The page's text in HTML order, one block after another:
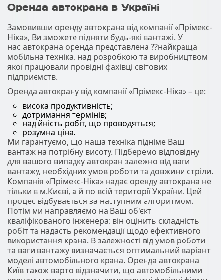
Оренда автокрана в Україні
Замовивши оренду автокрана від компанії «Прімекс-
Ніка», Ви зможете підняти будь-які вантажі. У
нас автокрана оренда представлена ??найкраща
мобільна техніка, над розробкою та виробництвом
якої працювали провідні фахівці світових
підприємств.
Оренда автокрану від компанії «Прімекс-Ніка» – це:
висока продуктивність;
дотримання термінів;
надійність робіт, що проводяться;
розумна ціна.
Ми гарантуємо, що наша техніка підніме Ваш
вантаж на потрібну висоту. Підберемо відповідну
для вашого випадку автокран залежно від ваги
вантажу, необхідних умов роботи та довжини стріли.
Компанія «Прімекс-Ніка» надає оренду автокрана не
тільки в м.Києві, а й по всій території України. Цей
процес відбувається за наступним алгоритмом.
Потім ми направляємо на Ваш об'єкт
кваліфікованого інженера: він оцінить складність
робіт та надасть рекомендації щодо ефективного
використання крана. В залежності від умов роботи
та ваги вантажу визначається оптимальний варіант
моделі автомобільного крана. Оренда автокрана
Київ також варто відзначити, що автомобільними